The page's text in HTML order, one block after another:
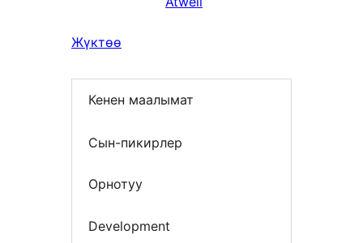
Жүктөө
Кенен маалымат
Сын-пикирлер
Орнотуу
Development